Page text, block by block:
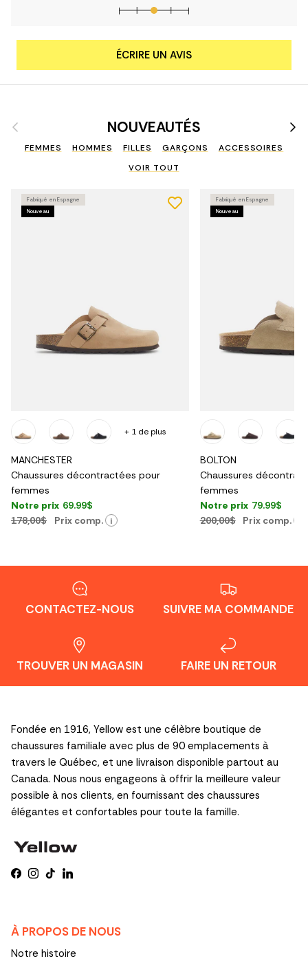
ÉCRIRE UN AVIS
Précédent NOUVEAUTÉS
FEMMES HOMMES FILLES GARÇONS ACCESSOIRES
VOIR TOUT
Fabriqué en Espagne
Nouveau
MANCHESTER
Chaussures décontractées pour
femmes
Notre prix 69.99$
178,00$
Prix comp. i
+ 1 de plus
Fabriqué en Espagne
Nouveau
BOLTON
Chaussures
femmes
Notre prix 79.99$
200,00$
Prix comp.
CONTACTEZ-NOUS SUIVRE MA COMMANDE
TROUVER UN MAGASIN FAIRE UN RETOUR
Fondée en 1916, Yellow est une célèbre boutique de
chaussures familiale avec plus de 90 emplacements à
travers le Québec, et une livraison disponible partout au
Canada. Nous nous engageons à offrir la meilleure valeur
possible à nos clients, en fournissant des chaussures
élégantes et confortables pour toute la famille.
Facebook
Instagram
TikTokLinkedIn
À PROPOS DE NOUS
Notre histoire